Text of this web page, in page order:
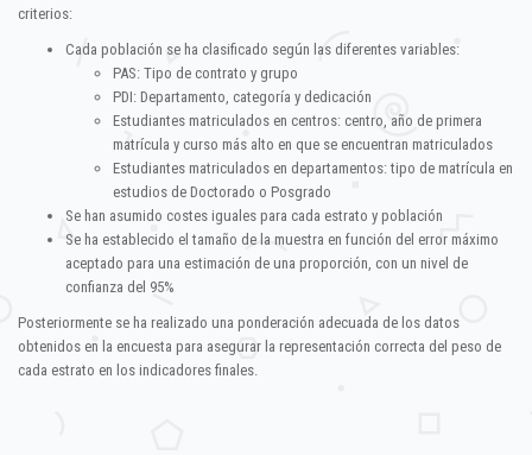
criterios:
Cada población se ha clasificado según las diferentes variables:
PAS: Tipo de contrato y grupo
PDI: Departamento, categoría y dedicación
Estudiantes matriculados en centros: centro, año de primera
matrícula y curso más alto en que se encuentran matriculados
Estudiantes matriculados en departamentos: tipo de matrícula en
estudios de Doctorado o Posgrado
Se han asumido costes iguales para cada estrato y población
Se ha establecido el tamaño de la muestra en función del error máximo
aceptado para una estimación de una proporción, con un nivel de
confianza del 95%
Posteriormente se ha realizado una ponderación adecuada de los datos
obtenidos en la encuesta para asegurar la representación correcta del peso de
cada estrato en los indicadores finales.